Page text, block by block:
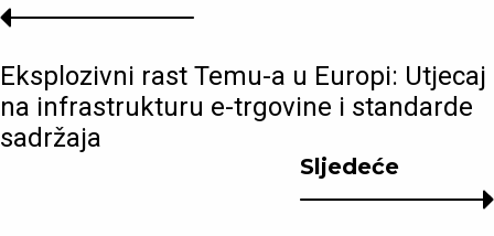
Sljedeće
Eksplozivni rast Temu-a u Europi: Utjecaj
na infrastrukturu e-trgovine i standarde
sadržaja